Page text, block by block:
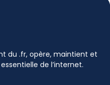
du .fr, opère, maintient et
de l’internet.